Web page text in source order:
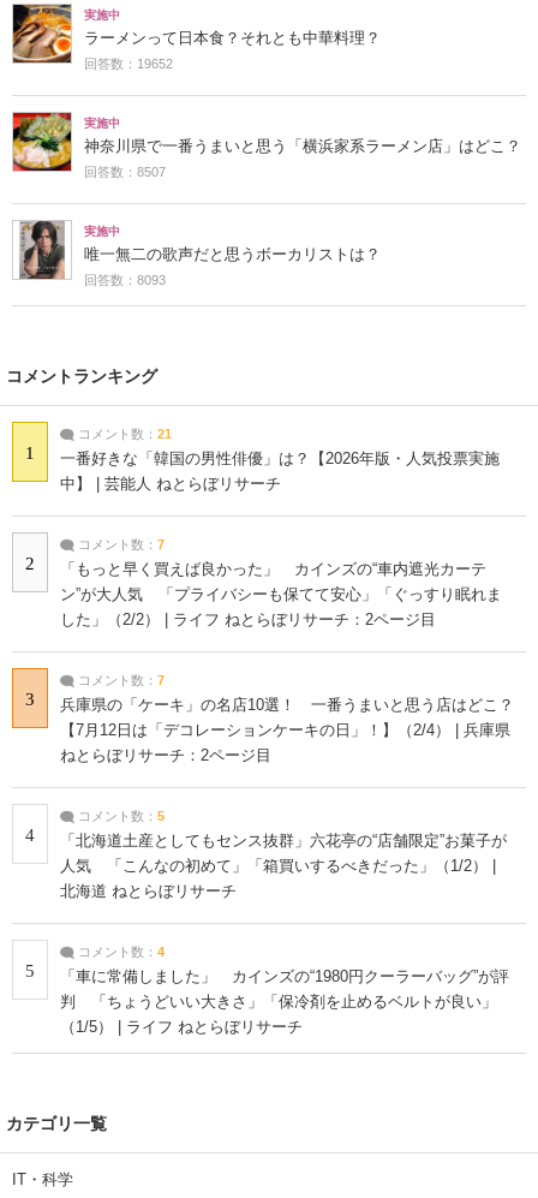
実施中
ラーメンって日本食？それとも中華料理？
回答数：19652
実施中
神奈川県で一番うまいと思う「横浜家系ラーメン店」はどこ？
回答数：8507
実施中
唯一無二の歌声だと思うボーカリストは？
回答数：8093
コメントランキング
1
コメント数： 21
一番好きな「韓国の男性俳優」は？【2026年版・人気投票実施
中】 | 芸能人 ねとらぼリサーチ
2
コメント数： 7
「もっと早く買えば良かった」 カインズの“車内遮光カーテ
ン”が大人気 「プライバシーも保てて安心」「ぐっすり眠れま
した」（2/2） | ライフ ねとらぼリサーチ：2ページ目
3
コメント数： 7
兵庫県の「ケーキ」の名店10選！ 一番うまいと思う店はどこ？
【7月12日は「デコレーションケーキの日」！】（2/4） | 兵庫県
ねとらぼリサーチ：2ページ目
4
コメント数： 5
「北海道土産としてもセンス抜群」六花亭の“店舗限定”お菓子が
人気 「こんなの初めて」「箱買いするべきだった」（1/2） |
北海道 ねとらぼリサーチ
5
コメント数： 4
「車に常備しました」 カインズの“1980円クーラーバッグ”が評
判 「ちょうどいい大きさ」「保冷剤を止めるベルトが良い」
（1/5） | ライフ ねとらぼリサーチ
カテゴリ一覧
IT・科学